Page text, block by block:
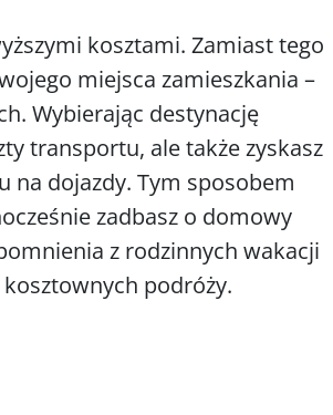
kosztami. Zamiast tego
miejsca zamieszkania –
Wybierając destynację
transportu, ale także zyskasz
na dojazdy. Tym sposobem
zadbasz o domowy
z rodzinnych wakacji
podróży.